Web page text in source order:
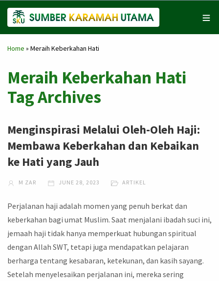
Home » Meraih Keberkahan Hati
Meraih Keberkahan Hati
Tag Archives
Menginspirasi Melalui Oleh-Oleh Haji:
Membawa Keberkahan dan Kebaikan
ke Hati yang Jauh
M ZAR JUNE 28, 2023 ARTIKEL
Perjalanan haji adalah momen yang penuh berkat dan
keberkahan bagi umat Muslim. Saat menjalani ibadah suci ini,
jemaah haji tidak hanya memperkuat hubungan spiritual
dengan Allah SWT, tetapi juga mendapatkan pelajaran
berharga tentang kesabaran, ketekunan, dan kasih sayang.
Setelah menyelesaikan perjalanan ini, mereka sering